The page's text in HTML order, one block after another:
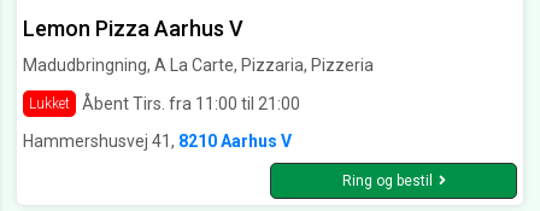
Lemon Pizza Aarhus V
Madudbringning, A La Carte, Pizzaria, Pizzeria
Lukket
Åbent Tirs. fra 11:00 til 21:00
Hammershusvej 41, 8210 Aarhus V
Ring og bestil